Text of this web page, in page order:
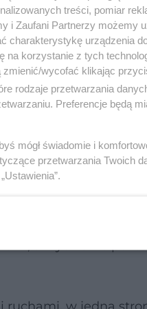
preparatem
Najważniejsze
czy nawet
żeby nie był
a wycinanie
treści, pomiar
i Zaufani Partnerzy możemy
charakterystykę urządzenia
korzystanie z tych
wycofać klikając
rodzaje przetwarzania
Preferencje będą
mógł świadomie i
przetwarzania Twoich